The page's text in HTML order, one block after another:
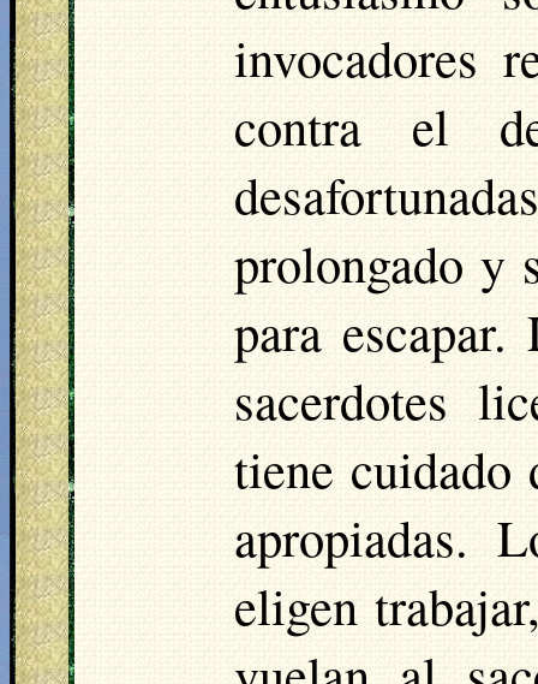
invocadores
contra el
prolongado y
para
sacerdotes
tiene cuidado
apropiadas.
eligen